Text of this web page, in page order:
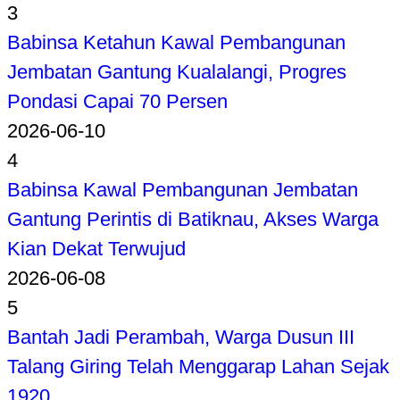
3
Babinsa Ketahun Kawal Pembangunan
Jembatan Gantung Kualalangi, Progres
Pondasi Capai 70 Persen
2026-06-10
4
Babinsa Kawal Pembangunan Jembatan
Gantung Perintis di Batiknau, Akses Warga
Kian Dekat Terwujud
2026-06-08
5
Bantah Jadi Perambah, Warga Dusun III
Talang Giring Telah Menggarap Lahan Sejak